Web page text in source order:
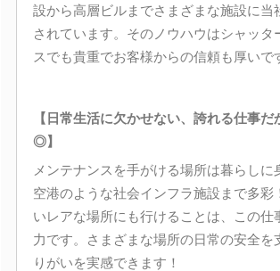
設から高層ビルまでさまざまな施設に当
されています。そのノウハウはシャッタ
スでも貴重でお客様からの信頼も厚いで
【日常生活に欠かせない、誇れる仕事だ
◎】
メンテナンスを手がける場所は暮らしに
空港のような社会インフラ施設まで多彩
いレアな場所にも行けることは、この仕
力です。さまざまな場所の日常の安全を
りがいを実感できます！